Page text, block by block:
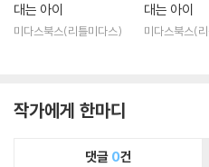
대는 아이
미다스북스(리틀미다스)
대는 아이
미다스북스(
작가에게 한마디
댓글 0건